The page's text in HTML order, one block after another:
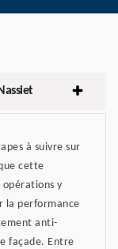
à suivre sur
cette
opérations y
la performance
anti-
façade. Entre